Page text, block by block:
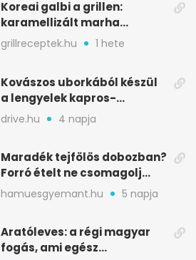
Koreai galbi a grillen:
karamellizált marha
rövidborda gyorsan
grillreceptek.hu 1 hete
Kovászos uborkából készül
a lengyelek kapros-
savanykás levese
drive.hu 4 napja
Maradék tejfölös dobozban?
Forró ételt ne csomagolj
ilyen tégelybe
hamuesgyemant.hu 5 napja
Aratóleves: a régi magyar
fogás, ami egész